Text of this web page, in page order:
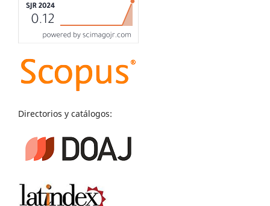
Directorios y catálogos: